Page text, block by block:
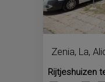
Zenia, La,
Rijtjeshuizen